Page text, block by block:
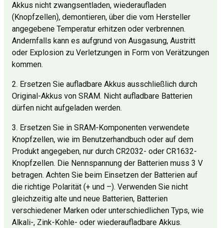
Akkus nicht zwangsentladen, wiederaufladen
(Knopfzellen), demontieren, über die vom Hersteller
angegebene Temperatur erhitzen oder verbrennen.
Andernfalls kann es aufgrund von Ausgasung, Austritt
oder Explosion zu Verletzungen in Form von Verätzungen
kommen.
2. Ersetzen Sie aufladbare Akkus ausschließlich durch
Original-Akkus von SRAM. Nicht aufladbare Batterien
dürfen nicht aufgeladen werden.
3. Ersetzen Sie in SRAM-Komponenten verwendete
Knopfzellen, wie im Benutzerhandbuch oder auf dem
Produkt angegeben, nur durch CR2032- oder CR1632-
Knopfzellen. Die Nennspannung der Batterien muss 3 V
betragen. Achten Sie beim Einsetzen der Batterien auf
die richtige Polarität (+ und –). Verwenden Sie nicht
gleichzeitig alte und neue Batterien, Batterien
verschiedener Marken oder unterschiedlichen Typs, wie
Alkali-, Zink-Kohle- oder wiederaufladbare Akkus.